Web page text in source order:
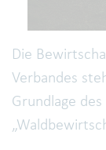
Die
Verbandes
Grundlage